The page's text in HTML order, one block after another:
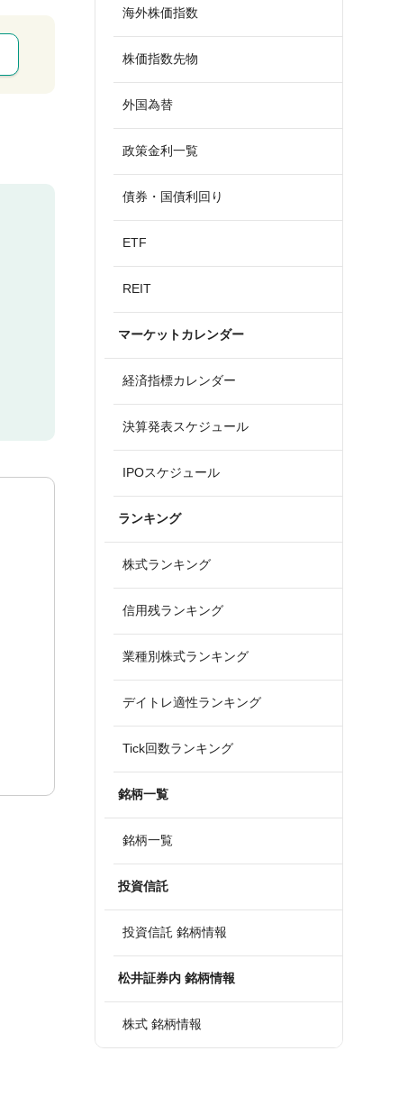
海外株価指数
株価指数先物
外国為替
政策金利一覧
債券・国債利回り
ETF
REIT
マーケットカレンダー
経済指標カレンダー
決算発表スケジュール
IPOスケジュール
ランキング
株式ランキング
信用残ランキング
業種別株式ランキング
デイトレ適性ランキング
Tick回数ランキング
銘柄一覧
銘柄一覧
投資信託
投資信託 銘柄情報
松井証券内 銘柄情報
株式 銘柄情報